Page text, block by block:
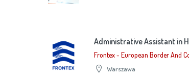
Administrative Assistant in
Frontex - European Border And
Warszawa